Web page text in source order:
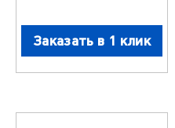
Заказать в 1 клик